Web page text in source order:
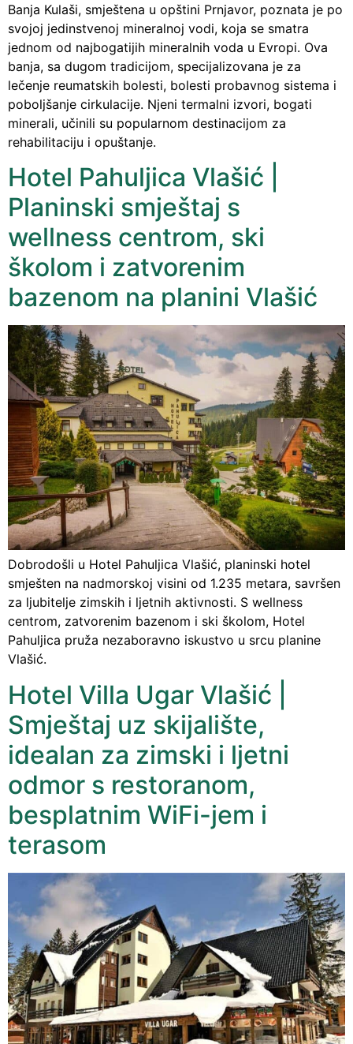
Banja Kulaši, smještena u opštini Prnjavor, poznata je po
svojoj jedinstvenoj mineralnoj vodi, koja se smatra
jednom od najbogatijih mineralnih voda u Evropi. Ova
banja, sa dugom tradicijom, specijalizovana je za
lečenje reumatskih bolesti, bolesti probavnog sistema i
poboljšanje cirkulacije. Njeni termalni izvori, bogati
minerali, učinili su popularnom destinacijom za
rehabilitaciju i opuštanje.
Hotel Pahuljica Vlašić |
Planinski smještaj s
wellness centrom, ski
školom i zatvorenim
bazenom na planini Vlašić
Dobrodošli u Hotel Pahuljica Vlašić, planinski hotel
smješten na nadmorskoj visini od 1.235 metara, savršen
za ljubitelje zimskih i ljetnih aktivnosti. S wellness
centrom, zatvorenim bazenom i ski školom, Hotel
Pahuljica pruža nezaboravno iskustvo u srcu planine
Vlašić.
Hotel Villa Ugar Vlašić |
Smještaj uz skijalište,
idealan za zimski i ljetni
odmor s restoranom,
besplatnim WiFi-jem i
terasom